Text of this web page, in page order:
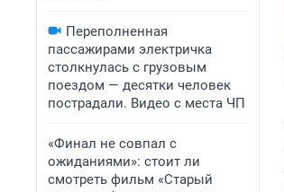
Переполненная
пассажирами электричка
столкнулась с грузовым
поездом — десятки человек
пострадали. Видео с места ЧП
«Финал не совпал с
ожиданиями»: стоит ли
смотреть фильм «Старый